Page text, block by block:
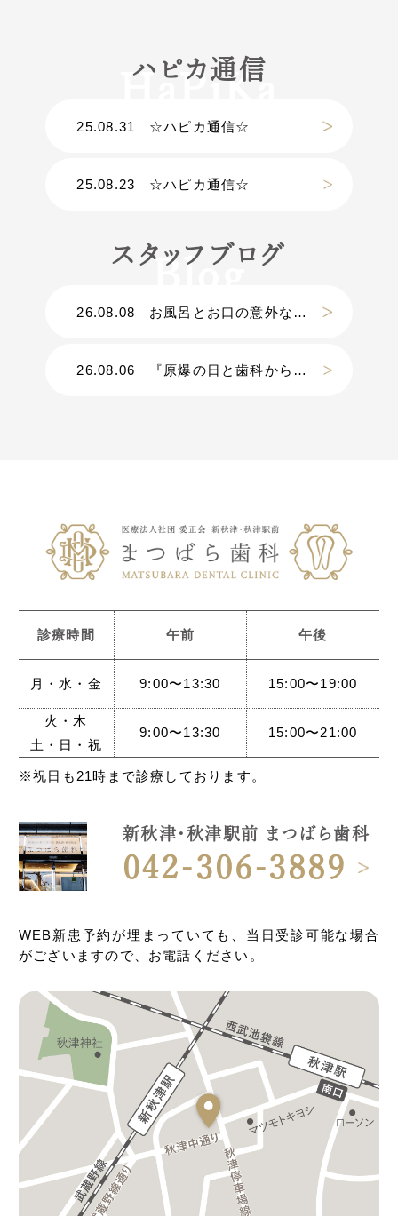
ハピカ通信
25.08.31 ☆ハピカ通信☆
25.08.23 ☆ハピカ通信☆
スタッフブログ
26.08.08 お風呂とお口の意外な関係
26.08.06 『原爆の日と歯科から考える災害』
診療時間 午前 午後
月・水・金 9:00〜13:30 15:00〜19:00
火・木
土・日・祝
9:00〜13:30 15:00〜21:00
※祝日も21時まで診療しております。
新秋津・秋津駅前 まつばら歯科
042-306-3889
WEB新患予約が埋まっていても、当日受診可能な場合
がございますので、お電話ください。